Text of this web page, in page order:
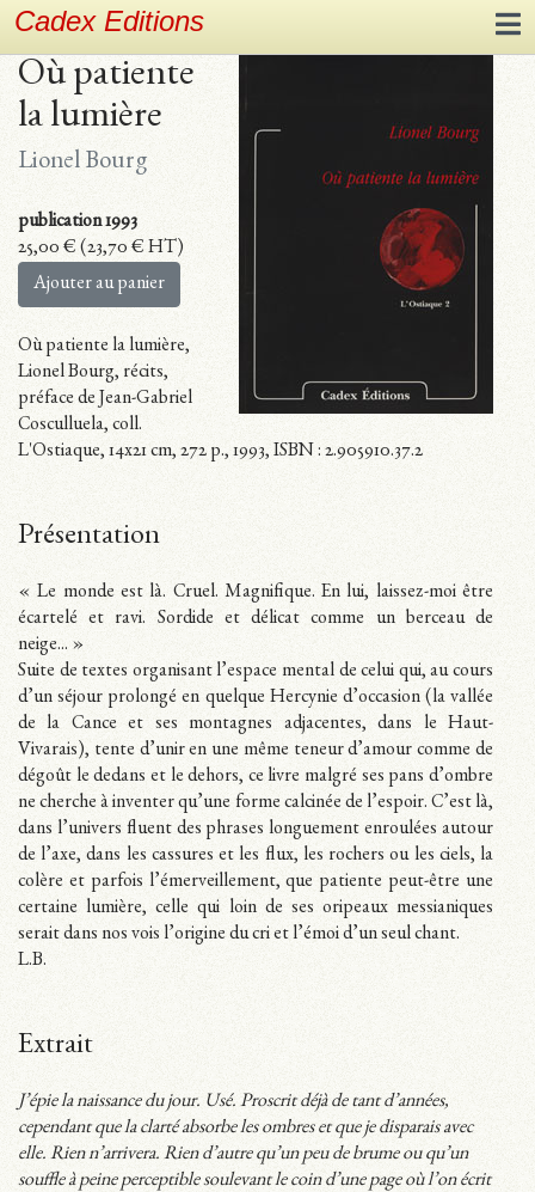
Cadex Editions
Où patiente
la lumière
Lionel Bourg
publication 1993
25,00 € (23,70 € HT)
Ajouter au panier
Où patiente la lumière,
Lionel Bourg, récits,
préface de Jean-Gabriel
Cosculluela, coll.
L'Ostiaque, 14x21 cm, 272 p., 1993, ISBN : 2.905910.37.2
Présentation
« Le monde est là. Cruel. Magnifique. En lui, laissez-moi être
écartelé et ravi. Sordide et délicat comme un berceau de
neige... »
Suite de textes organisant l’espace mental de celui qui, au cours
d’un séjour prolongé en quelque Hercynie d’occasion (la vallée
de la Cance et ses montagnes adjacentes, dans le Haut-
Vivarais), tente d’unir en une même teneur d’amour comme de
dégoût le dedans et le dehors, ce livre malgré ses pans d’ombre
ne cherche à inventer qu’une forme calcinée de l’espoir. C’est là,
dans l’univers fluent des phrases longuement enroulées autour
de l’axe, dans les cassures et les flux, les rochers ou les ciels, la
colère et parfois l’émerveillement, que patiente peut-être une
certaine lumière, celle qui loin de ses oripeaux messianiques
serait dans nos vois l’origine du cri et l’émoi d’un seul chant.
L.B.
Extrait
J’épie la naissance du jour. Usé. Proscrit déjà de tant d’années,
cependant que la clarté absorbe les ombres et que je disparais avec
elle. Rien n’arrivera. Rien d’autre qu’un peu de brume ou qu’un
souffle à peine perceptible soulevant le coin d’une page où l’on écrit